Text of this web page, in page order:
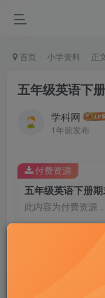
首页 小学资料 正
五年级英语下
学科网
1年前发布
五年级英语下册期
此内容为付费资源
付费资源